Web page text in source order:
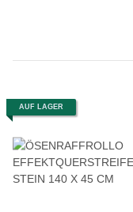
AUF LAGER